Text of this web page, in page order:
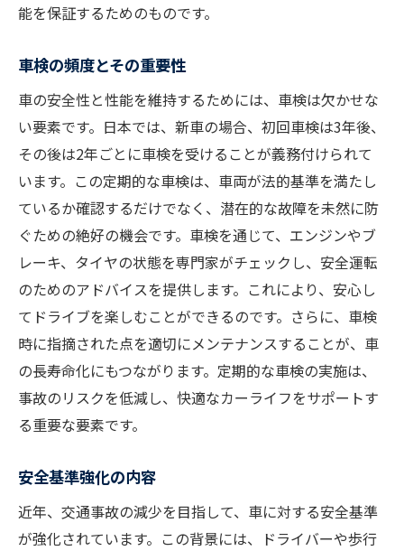
能を保証するためのものです。
車検の頻度とその重要性
車の安全性と性能を維持するためには、車検は欠かせな
い要素です。日本では、新車の場合、初回車検は3年後、
その後は2年ごとに車検を受けることが義務付けられて
います。この定期的な車検は、車両が法的基準を満たし
ているか確認するだけでなく、潜在的な故障を未然に防
ぐための絶好の機会です。車検を通じて、エンジンやブ
レーキ、タイヤの状態を専門家がチェックし、安全運転
のためのアドバイスを提供します。これにより、安心し
てドライブを楽しむことができるのです。さらに、車検
時に指摘された点を適切にメンテナンスすることが、車
の長寿命化にもつながります。定期的な車検の実施は、
事故のリスクを低減し、快適なカーライフをサポートす
る重要な要素です。
安全基準強化の内容
近年、交通事故の減少を目指して、車に対する安全基準
が強化されています。この背景には、ドライバーや歩行